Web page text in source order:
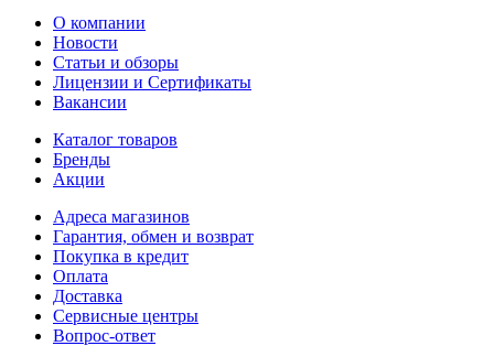
О компании
Новости
Статьи и обзоры
Лицензии и Сертификаты
Вакансии
Каталог товаров
Бренды
Акции
Адреса магазинов
Гарантия, обмен и возврат
Покупка в кредит
Оплата
Доставка
Сервисные центры
Вопрос-ответ